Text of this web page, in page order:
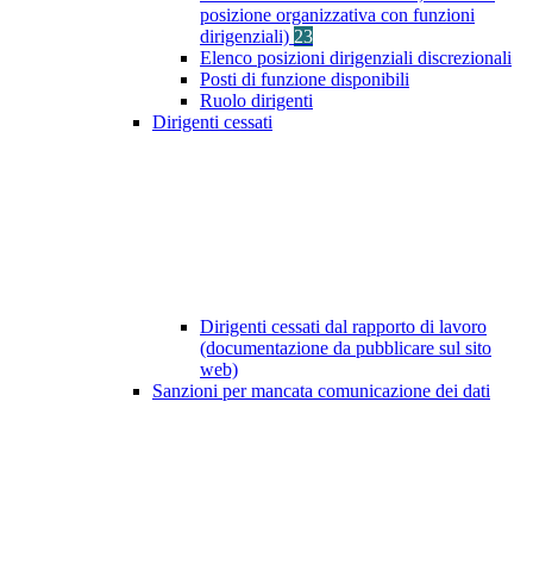
posizione organizzativa con funzioni
dirigenziali) 23
Elenco posizioni dirigenziali discrezionali
Posti di funzione disponibili
Ruolo dirigenti
Dirigenti cessati
Dirigenti cessati dal rapporto di lavoro
(documentazione da pubblicare sul sito
web)
Sanzioni per mancata comunicazione dei dati